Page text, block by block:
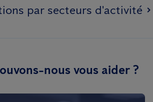
par secteurs d'activité
nous vous aider ?